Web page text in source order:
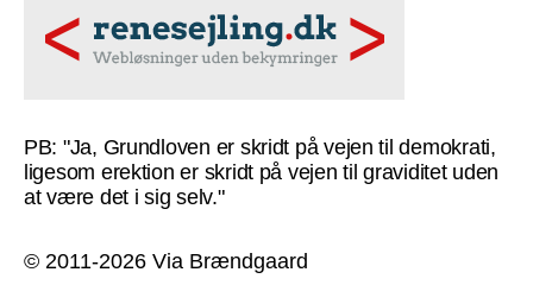
PB: "Ja, Grundloven er skridt på vejen til demokrati,
ligesom erektion er skridt på vejen til graviditet uden
at være det i sig selv."
© 2011-2026 Via Brændgaard